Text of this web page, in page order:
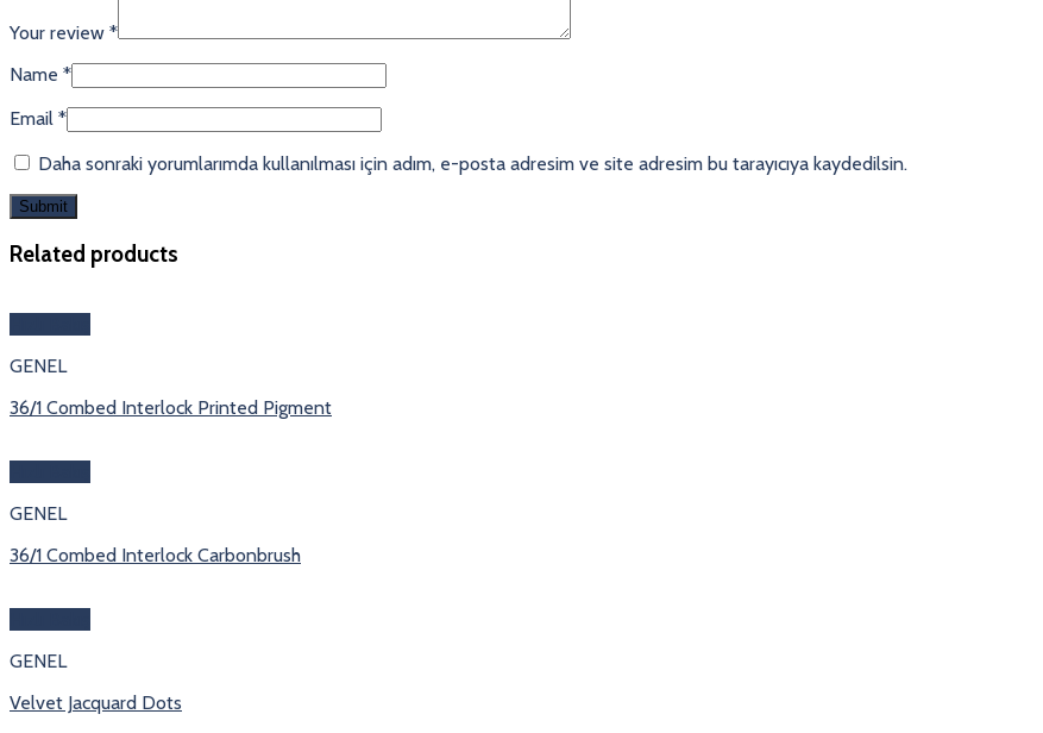
Your review *
Name *
Email *
Daha sonraki yorumlarımda kullanılması için adım, e-posta adresim ve site adresim bu tarayıcıya kaydedilsin.
Related products
GENEL
36/1 Combed Interlock Printed Pigment
GENEL
36/1 Combed Interlock Carbonbrush
GENEL
Velvet Jacquard Dots